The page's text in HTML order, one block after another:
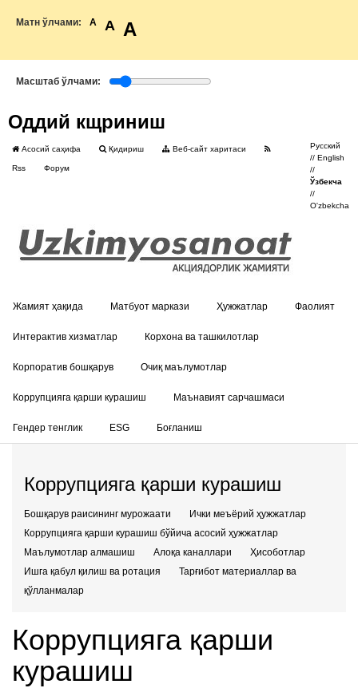
Матн ўлчами: A A A
Масштаб ўлчами:
Оддий кщриниш
Асосий саҳифа Қидириш Веб-сайт харитаси
Rss Форум
Русский
//English
//
Ўзбекча
//
O'zbekcha
Жамият ҳақида Матбуот маркази Ҳужжатлар Фаолият
Интерактив хизматлар Корхона ва ташкилотлар
Корпоратив бошқарув Очиқ маълумотлар
Коррупцияга қарши курашиш Маънавият сарчашмаси
Гендер тенглик ESG Боғланиш
Коррупцияга қарши курашиш
Бошқарув раисининг мурожаати
Ички меъёрий ҳужжатлар
Коррупцияга қарши курашиш бўйича асосий ҳужжатлар
Маълумотлар алмашиш
Алоқа каналлари
Ҳисоботлар
Ишга қабул қилиш ва ротация
Тарғибот материаллар ва
қўлланмалар
Коррупцияга қарши
курашиш